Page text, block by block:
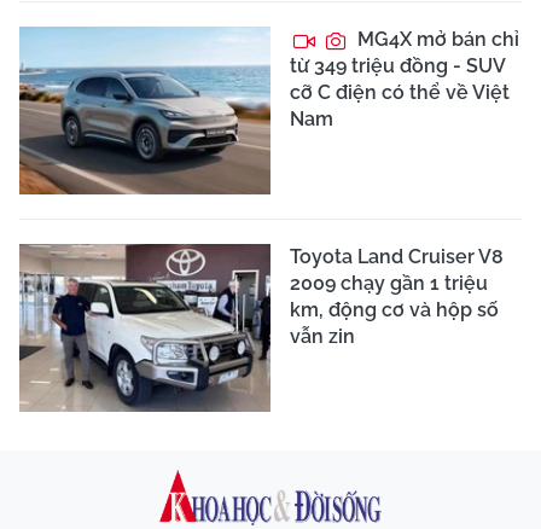
MG4X mở bán chỉ
từ 349 triệu đồng - SUV
cỡ C điện có thể về Việt
Nam
Toyota Land Cruiser V8
2009 chạy gần 1 triệu
km, động cơ và hộp số
vẫn zin